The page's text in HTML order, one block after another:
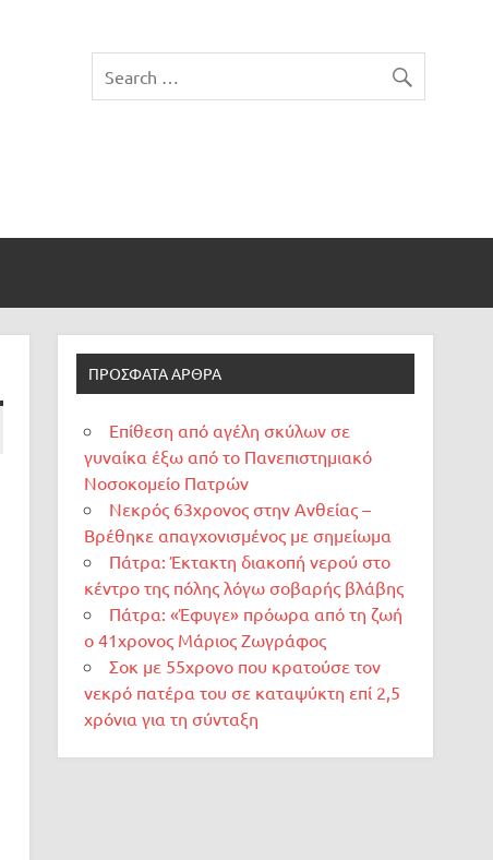
ΠΡΌΣΦΑΤΑ ΆΡΘΡΑ
Επίθεση από αγέλη σκύλων σε
γυναίκα έξω από το Πανεπιστημιακό
Νοσοκομείο Πατρών
Νεκρός 63χρονος στην Ανθείας –
Βρέθηκε απαγχονισμένος με σημείωμα
Πάτρα: Έκτακτη διακοπή νερού στο
κέντρο της πόλης λόγω σοβαρής βλάβης
Πάτρα: «Έφυγε» πρόωρα από τη ζωή
ο 41χρονος Μάριος Ζωγράφος
Σοκ με 55χρονο που κρατούσε τον
νεκρό πατέρα του σε καταψύκτη επί 2,5
χρόνια για τη σύνταξη